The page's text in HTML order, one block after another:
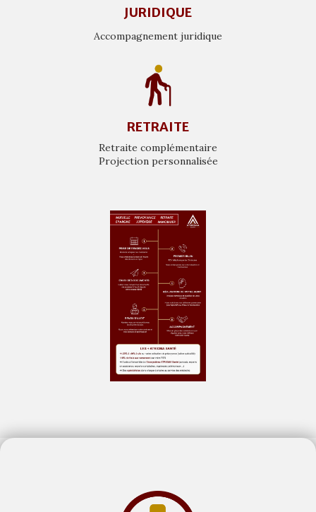
JURIDIQUE
Accompagnement juridique
RETRAITE
Retraite complémentaire
Projection personnalisée